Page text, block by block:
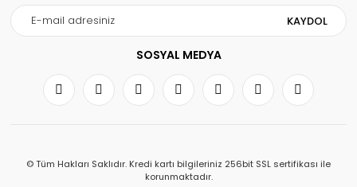
KAYDOL
SOSYAL MEDYA
© Tüm Hakları Saklıdır. Kredi kartı bilgileriniz 256bit SSL sertifikası ile
korunmaktadır.